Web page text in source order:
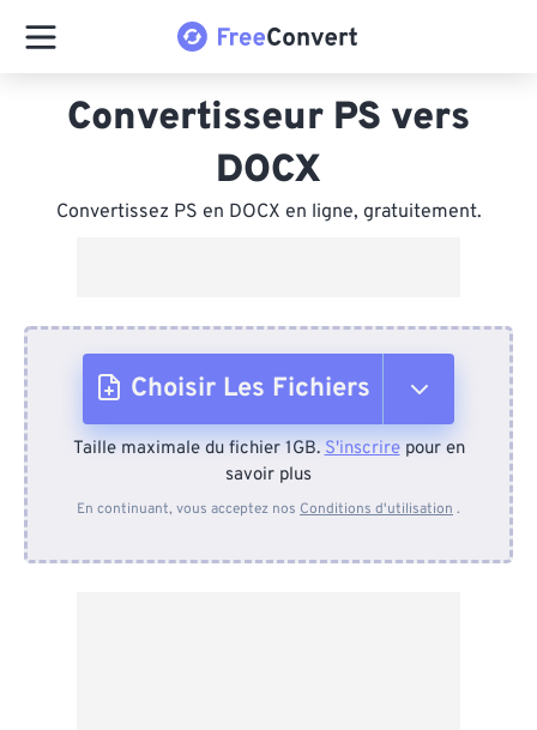
Convertisseur PS vers
DOCX
Convertissez PS en DOCX en ligne, gratuitement.
Choisir Les Fichiers
Depuis l'appareil
Taille maximale du fichier 1GB.S'inscrirepour en
savoir plus
En continuant, vous acceptez nos Conditions d'utilisation .